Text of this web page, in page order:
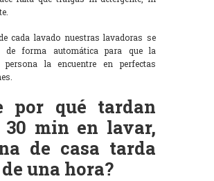
cada lavado nuestras lavadoras se
de forma automática para que la
persona la encuentre en perfectas
por qué tardan
30 min en lavar,
de casa tarda
una hora?